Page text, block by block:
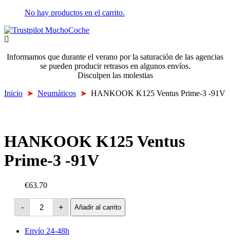
No hay productos en el carrito.
Informamos que durante el verano por la saturación de las agencias
se pueden producir retrasos en algunos envíos.
Disculpen las molestias
Inicio ➤ Neumáticos ➤ HANKOOK K125 Ventus Prime-3 -91V
HANKOOK K125 Ventus
Prime-3 -91V
€63.70
-
HANKOOK
K125
Ventus
Prime-
3
+ Añadir al carrito
Envío 24-48h